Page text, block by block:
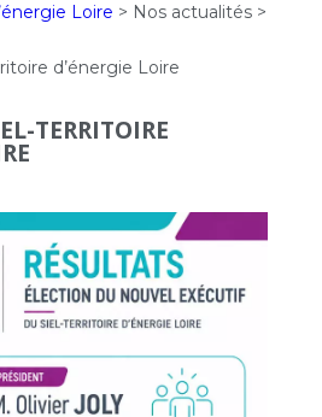
Loire > Nos actualités>
d’énergie Loire
TERRITOIRE